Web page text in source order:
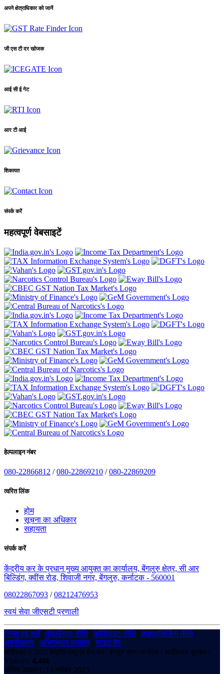
अपने क्षेत्राधिकार को जानें
जी एस टी दर खोजक
आई सी ई गेट
आर टी आई
शिकायत
संपर्क करें
महत्वपूर्ण वेबसाइटें
हेल्पलाइन नंबर
080-22866812 /080-22869210 /080-22869209
त्वरित लिंक
होम
सूचना का अधिकार
सहायता
संपर्क करें
केंद्रीय कर के प्रधान मुख्य आयुक्त का कार्यालय, बेंगलुरु क्षेत्र, सी आर
बिल्डिंग, क्वींस रोड, शिवाजी नगर, बेंगलुरु, कर्नाटक - 560001
08022867093 /08212476953
स्वयं सेवा जीएसटी प्रणाली
नियम एवं शर्तें|गोपनीयता नीति|कॉपीराइट नीति|हाइपरलिंकिंग नीति|
अस्वीकरण | अभिगम्यता वक्तव्य |साइट मैप
कॉपीराइट © 2025 केंद्रीय वस्तु एवं सेवा कर - बेंगलुरु ज़ोन - कर्नाटक। सर्वाधिकार सुरक्षित।
Visitors: 4,406
अंतिम अद्यतन: 14 नवंबर 2025